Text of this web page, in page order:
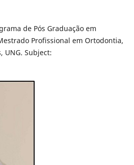
de Pós Graduação em
Profissional em Ortodontia,
UNG. Subject: